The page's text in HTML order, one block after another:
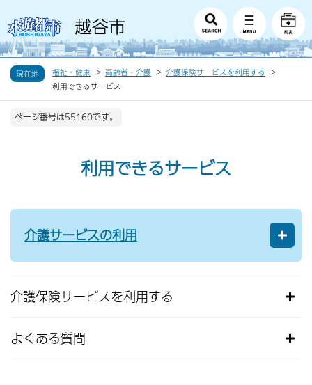
現在地 福祉・健康 高齢者・介護
介護保険サービスを利用する
利用できるサービス
ページ番号は55160です。
利用できるサービス
介護サービスの利用
介護保険サービスを利用する
よくある質問